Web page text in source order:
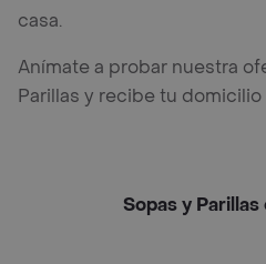
casa.
Anímate a probar nuestra
Parillas y recibe tu domicilio
Sopas y